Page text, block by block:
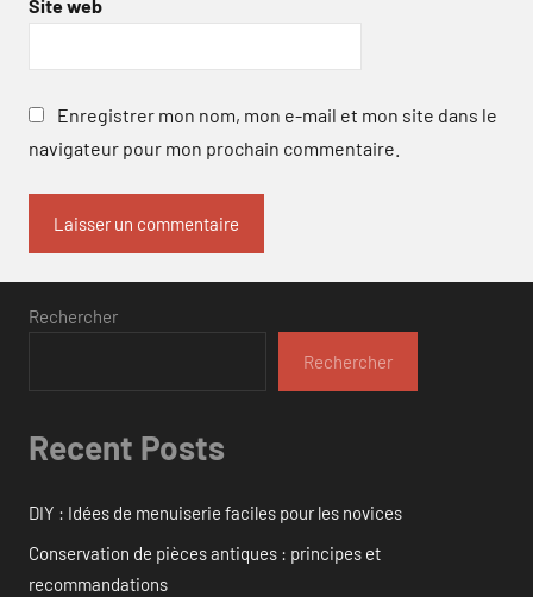
Site web
Enregistrer mon nom, mon e-mail et mon site dans le
navigateur pour mon prochain commentaire.
Rechercher
Rechercher
Recent Posts
DIY : Idées de menuiserie faciles pour les novices
Conservation de pièces antiques : principes et
recommandations